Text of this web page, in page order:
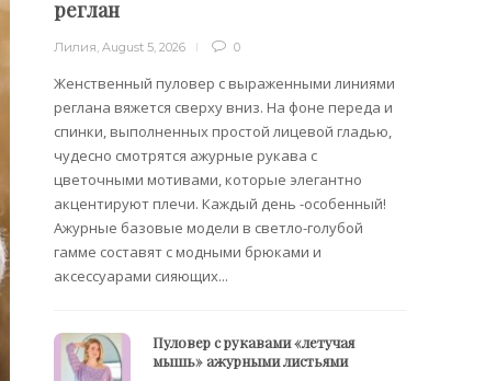
реглан
Лилия ,August 5, 2026 0
Женственный пуловер с выраженными линиями
реглана вяжется сверху вниз. На фоне переда и
спинки, выполненных простой лицевой гладью,
чудесно смотрятся ажурные рукава с
цветочными мотивами, которые элегантно
акцентируют плечи. Каждый день -особенный!
Ажурные базовые модели в светло-голубой
гамме составят с модными брюками и
аксессуарами сияющих...
Пуловер с рукавами «летучая
мышь» ажурными листьями